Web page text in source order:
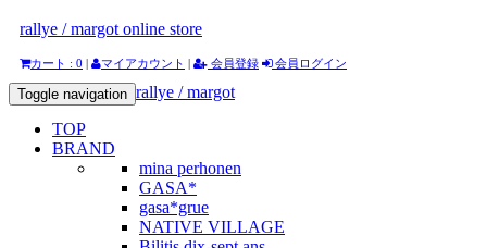
rallye / margot online store
カート : 0 | マイアカウント | 会員登録 会員ログイン
rallye / margot
Toggle navigation
TOP
BRAND
mina perhonen
GASA*
gasa*grue
NATIVE VILLAGE